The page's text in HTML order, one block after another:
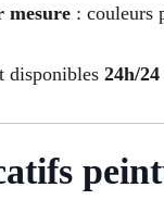
mesure : couleurs
disponibles 24h/